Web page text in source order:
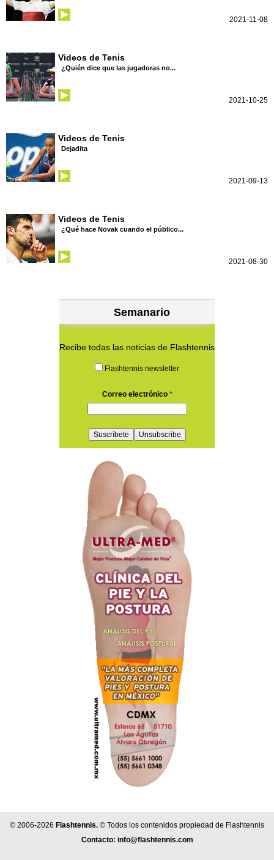
2021-11-08
Videos de Tenis
¿Quién dice que las jugadoras no...
2021-10-25
Videos de Tenis
Dejadita
2021-09-13
Videos de Tenis
¿Qué hace Novak cuando el público...
2021-08-30
Semanario
Recibe todas las noticias de Flashtennis
Flashtennis newsletter
Correo electrónico *
© 2006-2026 Flashtennis. © Todos los contenidos propiedad de Flashtennis
Contacto: info@flashtennis.com